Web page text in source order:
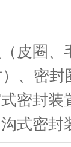
皮圈、
、密封
密封装
式密封